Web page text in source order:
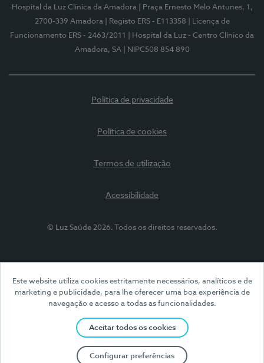
Este website utiliza cookies estritamente necessários, analíticos e de
marketing e publicidade, para lhe oferecer uma boa experiência de
navegação e acesso a todas as funcionalidades.
Aceitar todos os cookies
Configurar preferências
Hospital da Luz Clínica da Amadora
| Praça Ernesto Melo Antunes, 1,
2700-339 Amadora
| Registo ERS - E113358
| Licença de
Funcionamento ERS - 2463/2011
| Hospital da Luz - Centro Clínico da
Amadora, SA
| NIPC508 854 890
Política de privacidade
Política de cookies
Termos de utilização
Acessibilidade
© Luz Saúde 2026. Todos os direitos reservados.